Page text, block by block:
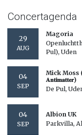
Concertagenda
29
AUG
Magoria
Pul), Uden
04
SEP
Mick Moss
𝐀𝐧𝐭𝐢𝐦𝐚𝐭𝐭𝐞𝐫)
De Pul,
04
SEP
Albion UK
Parkvilla,